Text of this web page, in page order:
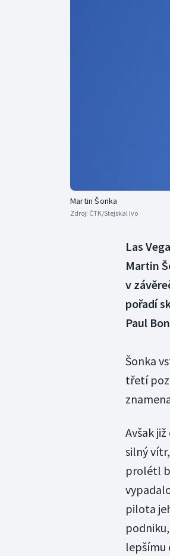
Martin Šonka
Zdroj: ČTK/Stejskal Ivo
Las
Martin
v
pořadí
Paul
Šonka
třetí
Avšak
silný
prolétl
pilota
lepšímu